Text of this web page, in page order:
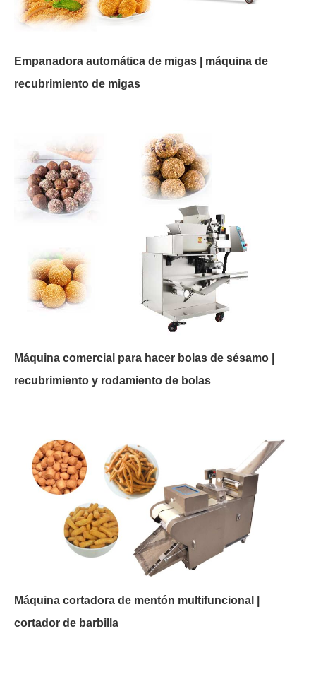
Empanadora automática de migas | máquina de
recubrimiento de migas
Máquina comercial para hacer bolas de sésamo |
recubrimiento y rodamiento de bolas
Máquina cortadora de mentón multifuncional |
cortador de barbilla